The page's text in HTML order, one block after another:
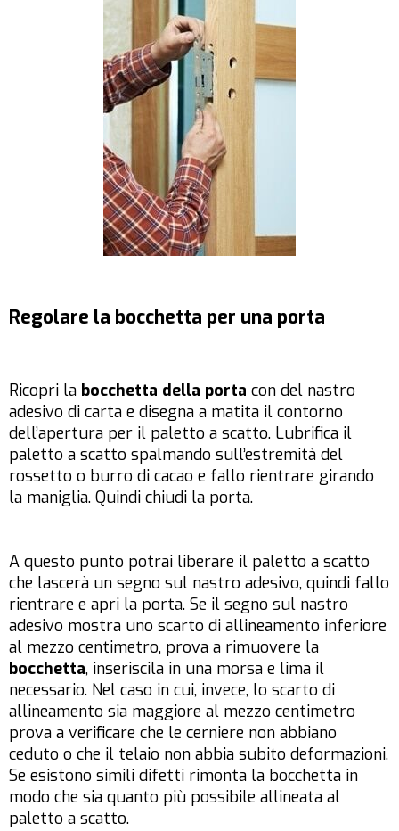
Regolare la bocchetta per una porta
Ricopri la bocchetta della porta con del nastro
adesivo di carta e disegna a matita il contorno
dell’apertura per il paletto a scatto. Lubrifica il
paletto a scatto spalmando sull’estremità del
rossetto o burro di cacao e fallo rientrare girando
la maniglia. Quindi chiudi la porta.
A questo punto potrai liberare il paletto a scatto
che lascerà un segno sul nastro adesivo, quindi fallo
rientrare e apri la porta. Se il segno sul nastro
adesivo mostra uno scarto di allineamento inferiore
al mezzo centimetro, prova a rimuovere la
bocchetta, inseriscila in una morsa e lima il
necessario. Nel caso in cui, invece, lo scarto di
allineamento sia maggiore al mezzo centimetro
prova a verificare che le cerniere non abbiano
ceduto o che il telaio non abbia subito deformazioni.
Se esistono simili difetti rimonta la bocchetta in
modo che sia quanto più possibile allineata al
paletto a scatto.